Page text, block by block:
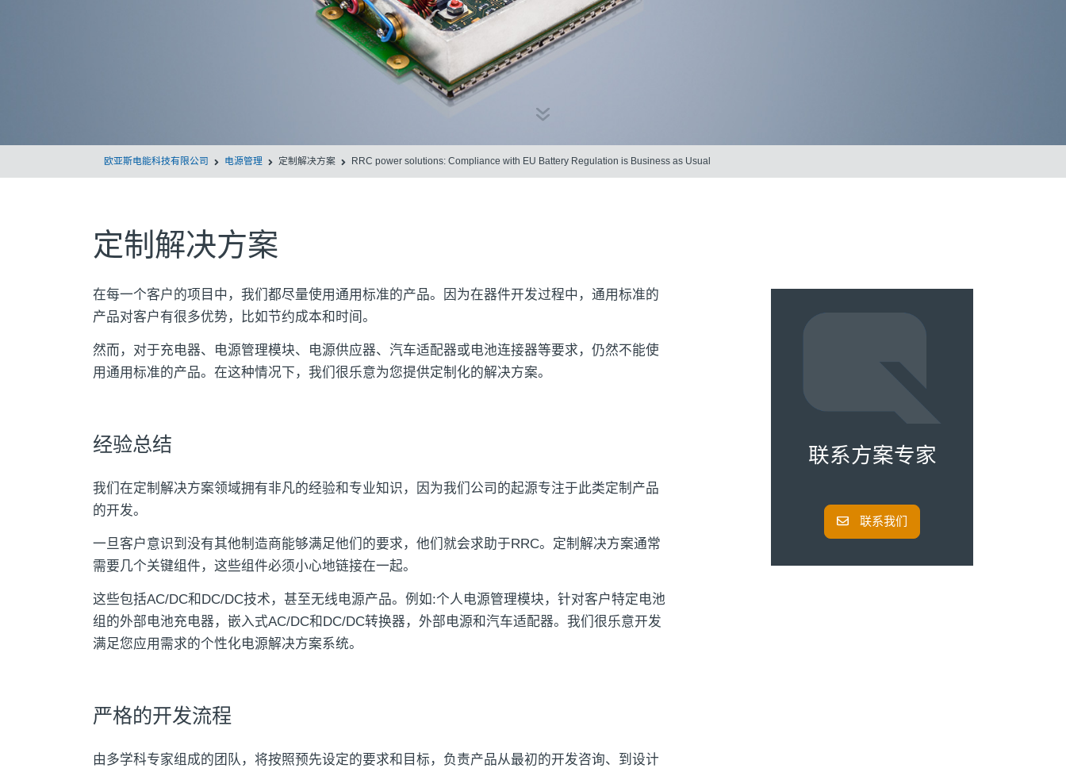
欧亚斯电能科技有限公司 电源管理 定制解决方案 RRC power solutions: Compliance with EU Battery Regulation is Business as Usual
定制解决方案
在每一个客户的项目中，我们都尽量使用通用标准的产品。因为在器件开发过程中，通用标准的
产品对客户有很多优势，比如节约成本和时间。
然而，对于充电器、电源管理模块、电源供应器、汽车适配器或电池连接器等要求，仍然不能使
用通用标准的产品。在这种情况下，我们很乐意为您提供定制化的解决方案。
经验总结
我们在定制解决方案领域拥有非凡的经验和专业知识，因为我们公司的起源专注于此类定制产品
的开发。
一旦客户意识到没有其他制造商能够满足他们的要求，他们就会求助于RRC。定制解决方案通常
需要几个关键组件，这些组件必须小心地链接在一起。
这些包括AC/DC和DC/DC技术，甚至无线电源产品。例如:个人电源管理模块，针对客户特定电池
组的外部电池充电器，嵌入式AC/DC和DC/DC转换器，外部电源和汽车适配器。我们很乐意开发
满足您应用需求的个性化电源解决方案系统。
严格的开发流程
由多学科专家组成的团队，将按照预先设定的要求和目标，负责产品从最初的开发咨询、到设计
联系方案专家
联系我们